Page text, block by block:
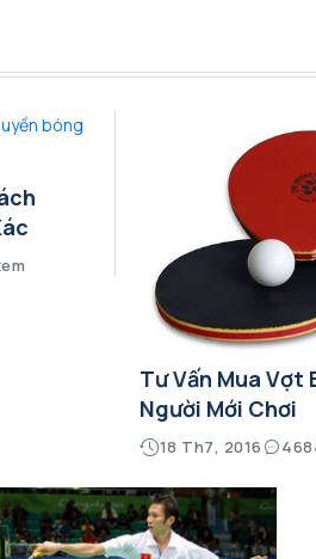
Tư Vấn Mua Vợt
Người Mới Chơi
18 Th7, 2016